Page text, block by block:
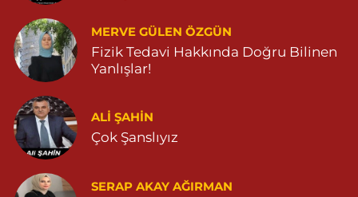
MERVE GÜLEN ÖZGÜN
Fizik Tedavi Hakkında Doğru Bilinen
Yanlışlar!
ALI ŞAHİN
Çok Şanslıyız
SERAP AKAY AĞIRMAN